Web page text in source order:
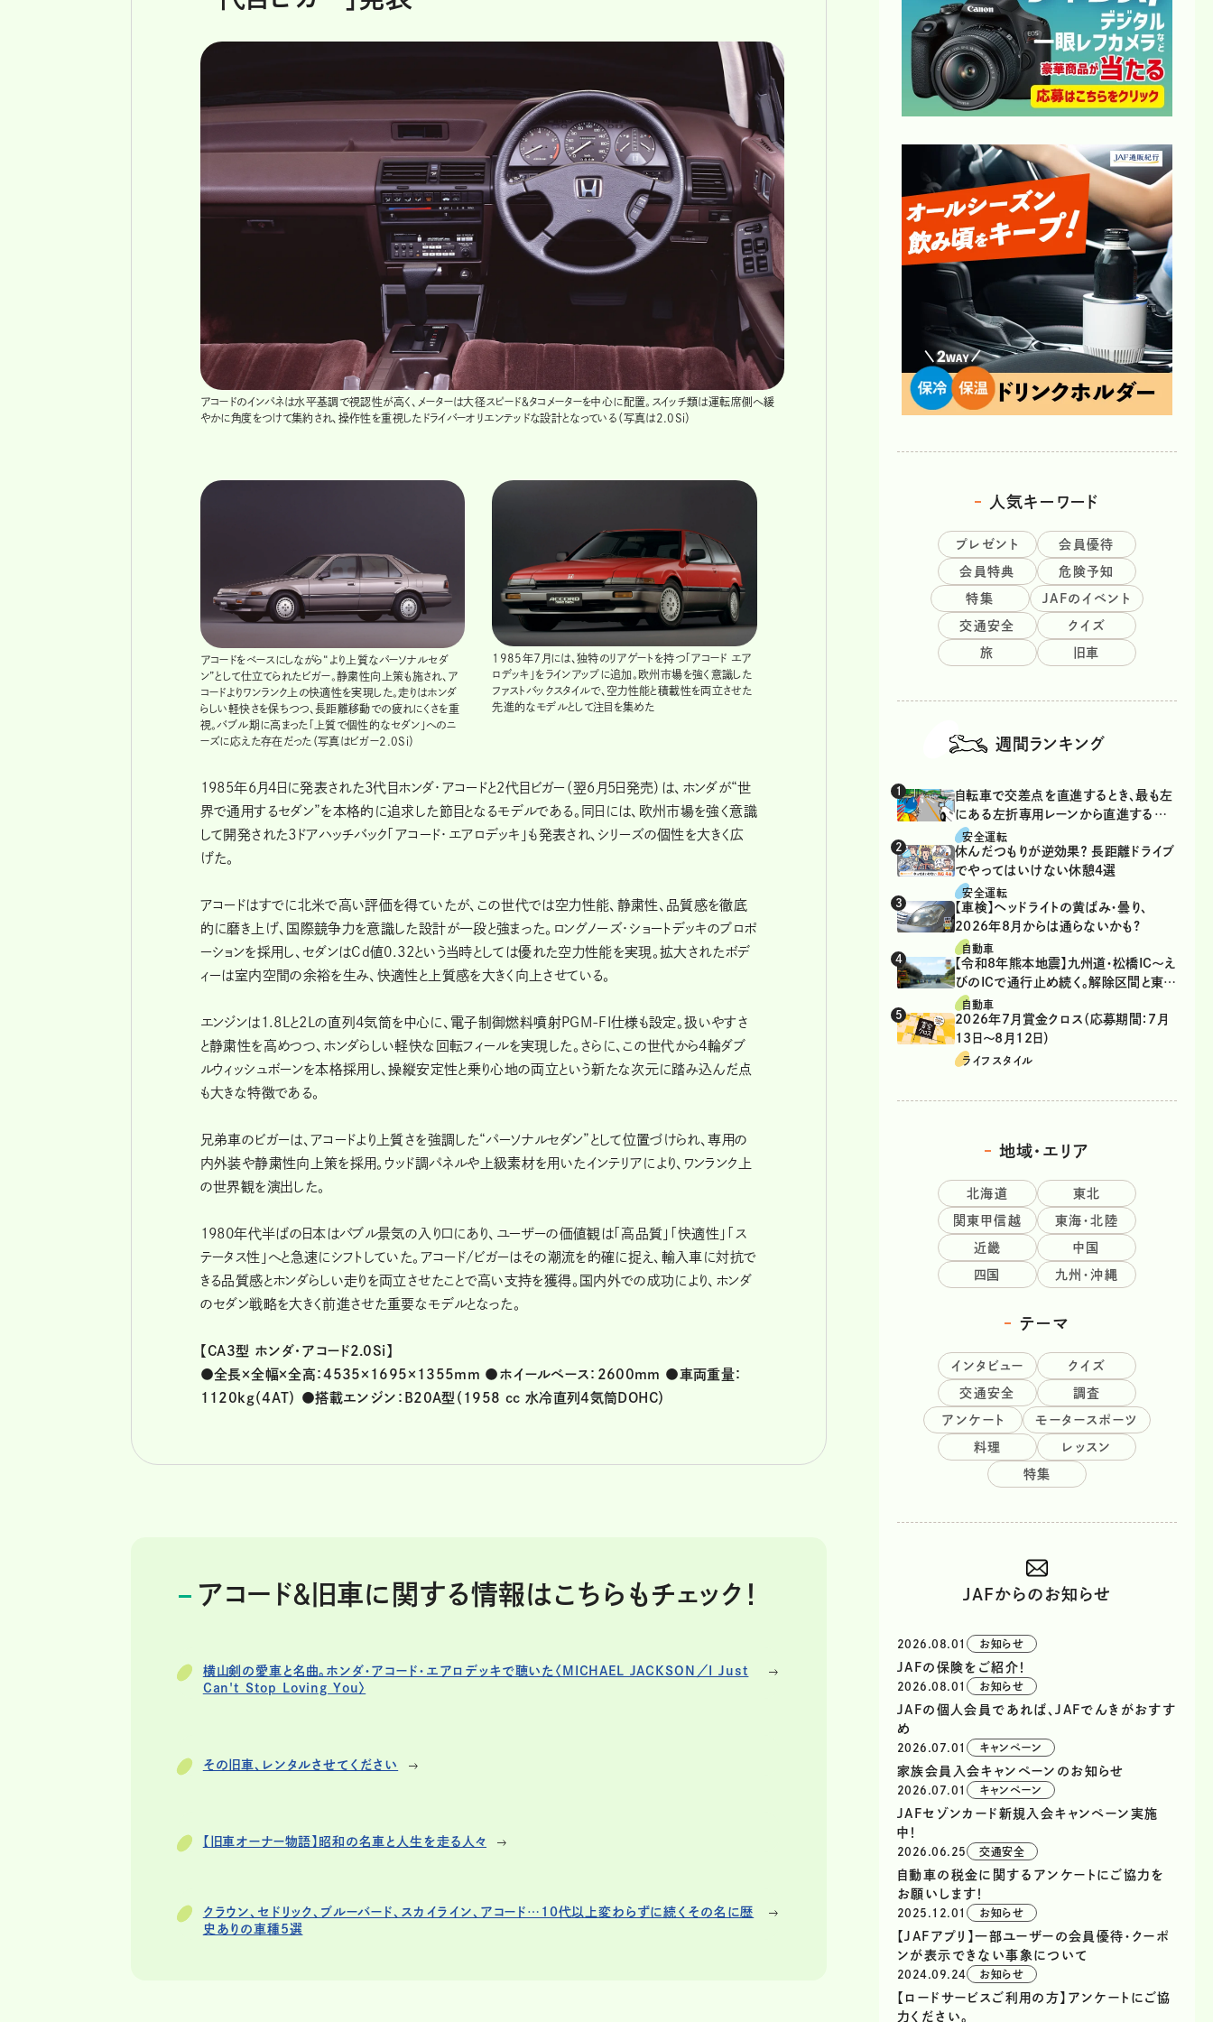
アコードのインパネは水平基調で視認性が高く、メーターは大径スピード＆タコメーターを中心に配置。スイッチ類は運転席側へ緩
やかに角度をつけて集約され、操作性を重視したドライバーオリエンテッドな設計となっている（写真は2.0Si）
アコードをベースにしながら“より上質なパーソナルセダ
ン”として仕立てられたビガー。静粛性向上策も施され、ア
コードよりワンランク上の快適性を実現した。走りはホンダ
らしい軽快さを保ちつつ、長距離移動での疲れにくさを重
視。バブル期に高まった「上質で個性的なセダン」へのニ
ーズに応えた存在だった（写真はビガー2.0Si）
1985年７月には、独特のリアゲートを持つ「アコード エア
ロデッキ」をラインアップに追加。欧州市場を強く意識した
ファストバックスタイルで、空力性能と積載性を両立させた
先進的なモデルとして注目を集めた
1985年6月4日に発表された3代目ホンダ・アコードと2代目ビガー（翌6月5日発売）は、ホンダが“世
界で通用するセダン”を本格的に追求した節目となるモデルである。同日には、欧州市場を強く意識
して開発された3ドアハッチバック「アコード・エアロデッキ」も発表され、シリーズの個性を大きく広
げた。
アコードはすでに北米で高い評価を得ていたが、この世代では空力性能、静粛性、品質感を徹底
的に磨き上げ、国際競争力を意識した設計が一段と強まった。ロングノーズ・ショートデッキのプロポ
ーションを採用し、セダンはCd値0.32という当時としては優れた空力性能を実現。拡大されたボデ
ィーは室内空間の余裕を生み、快適性と上質感を大きく向上させている。
エンジンは1.8Lと2Lの直列4気筒を中心に、電子制御燃料噴射PGM‑FI仕様も設定。扱いやすさ
と静粛性を高めつつ、ホンダらしい軽快な回転フィールを実現した。さらに、この世代から4輪ダブ
ルウィッシュボーンを本格採用し、操縦安定性と乗り心地の両立という新たな次元に踏み込んだ点
も大きな特徴である。
兄弟車のビガーは、アコードより上質さを強調した“パーソナルセダン”として位置づけられ、専用の
内外装や静粛性向上策を採用。ウッド調パネルや上級素材を用いたインテリアにより、ワンランク上
の世界観を演出した。
1980年代半ばの日本はバブル景気の入り口にあり、ユーザーの価値観は「高品質」「快適性」「ス
テータス性」へと急速にシフトしていた。アコード/ビガーはその潮流を的確に捉え、輸入車に対抗で
きる品質感とホンダらしい走りを両立させたことで高い支持を獲得。国内外での成功により、ホンダ
のセダン戦略を大きく前進させた重要なモデルとなった。
【CA3型 ホンダ・アコード2.0Si】
●全長×全幅×全高：4535×1695×1355mm ●ホイールベース：2600mm ●車両重量：
1120kg（4AT） ●搭載エンジン：B20A型（1958 cc 水冷直列4気筒DOHC）
アコード＆旧車に関する情報はこちらもチェック！
横山剣の愛車と名曲。ホンダ・アコード・エアロデッキで聴いた〈MICHAEL JACKSON／I Just
Can't Stop Loving You〉
その旧車、レンタルさせてください
【旧車オーナー物語】昭和の名車と人生を走る人々
クラウン、セドリック、ブルーバード、スカイライン、アコード…10代以上変わらずに続くその名に歴
史ありの車種5選
人気キーワード
プレゼント 会員優待
会員特典 危険予知
特集 JAFのイベント
交通安全 クイズ
旅 旧車
週間ランキング
自転車で交差点を直進するとき、最も左
にある左折専用レーンから直進するの
は、違反？
安全運転
休んだつもりが逆効果？ 長距離ドライブ
でやってはいけない休憩4選
安全運転
【車検】ヘッドライトの黄ばみ・曇り、
2026年8月からは通らないかも?
自動車
【令和8年熊本地震】九州道・松橋IC～え
びのICで通行止め続く。解除区間と東九
州道の迂回ルート
自動車
2026年7月賞金クロス（応募期間：7月
13日～8月12日）
ライフスタイル
地域・エリア
北海道 東北
関東甲信越 東海・北陸
近畿 中国
四国 九州・沖縄
テーマ
インタビュー クイズ
交通安全 調査
アンケート モータースポーツ
料理 レッスン
特集
JAFからのお知らせ
2026.08.01 お知らせ
JAFの保険をご紹介！
2026.08.01 お知らせ
JAFの個人会員であれば、JAFでんきがおすす
め
2026.07.01 キャンペーン
家族会員入会キャンペーンのお知らせ
2026.07.01 キャンペーン
JAFセゾンカード新規入会キャンペーン実施
中！
2026.06.25 交通安全
自動車の税金に関するアンケートにご協力を
お願いします！
2025.12.01 お知らせ
【JAFアプリ】一部ユーザーの会員優待・クーポ
ンが表示できない事象について
2024.09.24 お知らせ
【ロードサービスご利用の方】アンケートにご協
力ください。